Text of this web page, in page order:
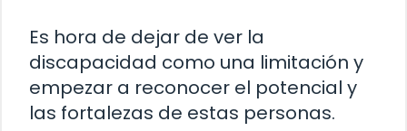
Es hora de dejar de ver la
discapacidad como una limitación y
empezar a reconocer el potencial y
las fortalezas de estas personas.